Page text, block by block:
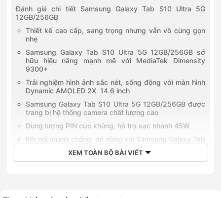
Đánh giá chi tiết Samsung Galaxy Tab S10 Ultra 5G
12GB/256GB
Thiết kế cao cấp, sang trọng nhưng vẫn vô cùng gọn
nhẹ
Samsung Galaxy Tab S10 Ultra 5G 12GB/256GB sở
hữu hiệu năng mạnh mẽ với MediaTek Dimensity
9300+
Trải nghiệm hình ảnh sắc nét, sống động với màn hình
Dynamic AMOLED 2X 14.6 inch
Samsung Galaxy Tab S10 Ultra 5G 12GB/256GB được
trang bị hệ thống camera chất lượng cao
Dung lượng PIN cực khủng, hỗ trợ sạc nhanh 45W
Kết nối nhanh chóng, dễ dàng với Samsung Galaxy Tab
S10 Ultra 5G 12GB/256GB
Tối ưu trải nghiệm với phụ kiện bút S Pen
Samsung Galaxy Tab S10 Ultra 5G 12GB/256GB có giá
XEM TOÀN BỘ BÀI VIẾT